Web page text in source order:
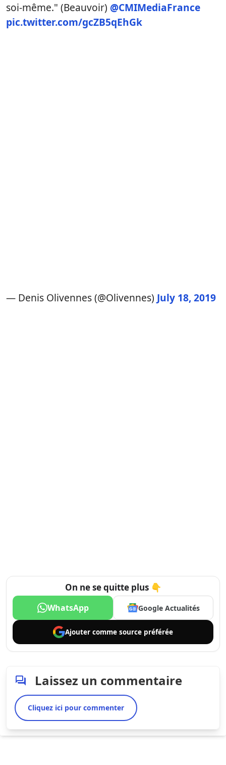
soi-même." (Beauvoir) ⁦ @CMIMediaFrance
pic.twitter.com/gcZB5qEhGk
— Denis Olivennes (@Olivennes) July 18, 2019
On ne se quitte plus 👇
WhatsApp Google Actualités
Ajouter comme source préférée
Laissez un commentaire
Cliquez ici pour commenter